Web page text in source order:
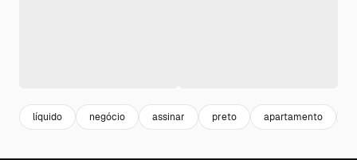
líquido negócio assinar preto apartamento